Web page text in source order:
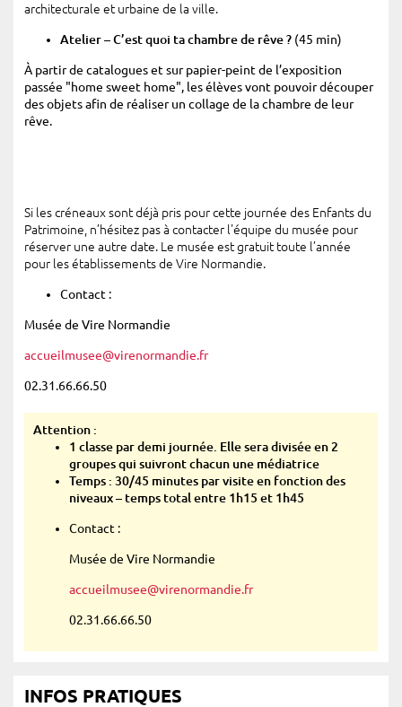
architecturale et urbaine de la ville.
Atelier – C’est quoi ta chambre de rêve ? (45 min)
À partir de catalogues et sur papier-peint de l’exposition
passée "home sweet home", les élèves vont pouvoir découper
des objets afin de réaliser un collage de la chambre de leur
rêve.
Si les créneaux sont déjà pris pour cette journée des Enfants du
Patrimoine, n’hésitez pas à contacter l'équipe du musée pour
réserver une autre date. Le musée est gratuit toute l’année
pour les établissements de Vire Normandie.
Contact :
Musée de Vire Normandie
accueilmusee@virenormandie.fr
02.31.66.66.50
Attention :
1 classe par demi journée. Elle sera divisée en 2
groupes qui suivront chacun une médiatrice
Temps : 30/45 minutes par visite en fonction des
niveaux – temps total entre 1h15 et 1h45
Contact :
Musée de Vire Normandie
accueilmusee@virenormandie.fr
02.31.66.66.50
INFOS PRATIQUES